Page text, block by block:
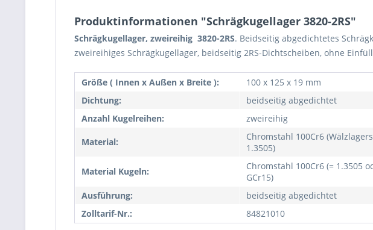
Produktinformationen "Schrägkugellager 3820-2RS"
Schrägkugellager, zweireihig 3820-2RS. Beidseitig abgedichtetes
zweireihiges Schrägkugellager, beidseitig 2RS-Dichtscheiben, ohne
Größe ( Innen x Außen x Breite ):
100 x 125 x 19 mm
Dichtung:
beidseitig abgedichtet
Anzahl Kugelreihen:
zweireihig
Material:
Chromstahl 100Cr6
1.3505)
Material Kugeln:
Chromstahl 100Cr6 (= 1.3505
GCr15)
Ausführung:
beidseitig abgedichtet
Zolltarif-Nr.:
84821010